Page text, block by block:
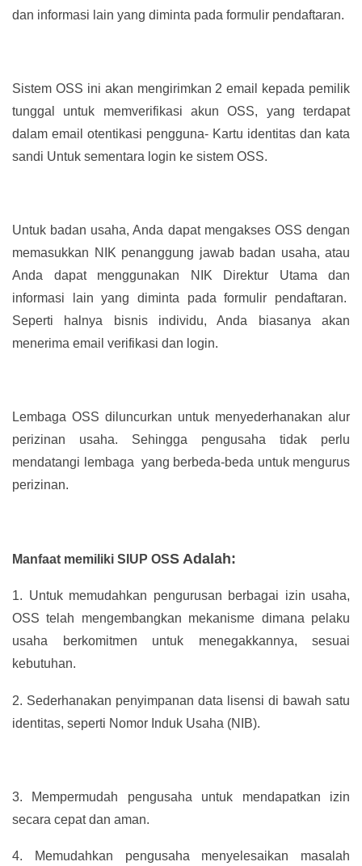
dan informasi lain yang diminta pada formulir pendaftaran.
Sistem OSS ini akan mengirimkan 2 email kepada pemilik
tunggal untuk memverifikasi akun OSS, yang terdapat
dalam email otentikasi pengguna- Kartu identitas dan kata
sandi Untuk sementara login ke sistem OSS.
Untuk badan usaha, Anda dapat mengakses OSS dengan
memasukkan NIK penanggung jawab badan usaha, atau
Anda dapat menggunakan NIK Direktur Utama dan
informasi lain yang diminta pada formulir pendaftaran.
Seperti halnya bisnis individu, Anda biasanya akan
menerima email verifikasi dan login.
Lembaga OSS diluncurkan untuk menyederhanakan alur
perizinan usaha. Sehingga pengusaha tidak perlu
mendatangi lembaga yang berbeda-beda untuk mengurus
perizinan.
Manfaat memiliki SIUP OSS Adalah:
1. Untuk memudahkan pengurusan berbagai izin usaha,
OSS telah mengembangkan mekanisme dimana pelaku
usaha berkomitmen untuk menegakkannya, sesuai
kebutuhan.
2. Sederhanakan penyimpanan data lisensi di bawah satu
identitas, seperti Nomor Induk Usaha (NIB).
3.
Mempermudah pengusaha untuk mendapatkan izin
secara cepat dan aman.
4. Memudahkan pengusaha menyelesaikan masalah